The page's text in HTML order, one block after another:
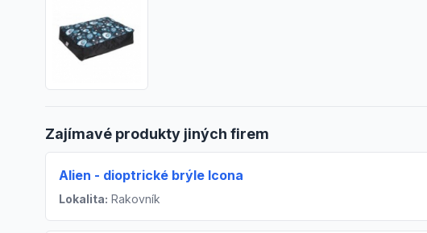
Zajímavé produkty jiných firem
Alien - dioptrické brýle Icona
Lokalita: Rakovník